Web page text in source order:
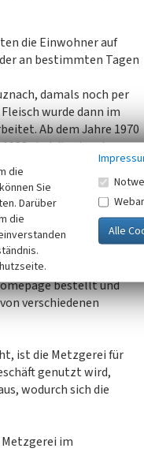
die Einwohner auf
an bestimmten Tagen
damals noch per
wurde dann im
Ab dem Jahre 1970
sind die einzelnen
dann ihr Fleisch von
eigene
Gerichte etc. eigens
befindet, ist
aus den
bestellt und
verschiedenen
ist die Metzgerei für
genutzt wird,
wodurch sich die
im
die
Sie
Darüber
die